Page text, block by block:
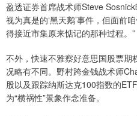
盈透证券首席战术师Steve
视为真是的‘黑天鹅’事件，但面前
得接近市集原来惦记的那种过程。”
不外，快速不雅察好意思国股票
况略有不同。野村跨金钱战术师
股以及跟踪纳斯达克100指数的
为“横祸性”景象作念准备。